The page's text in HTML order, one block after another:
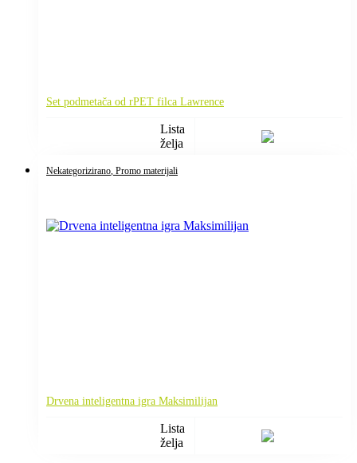
Set podmetača od rPET filca Lawrence
Lista
želja
Nekategorizirano , Promo materijali
Drvena inteligentna igra Maksimilijan
Lista
želja